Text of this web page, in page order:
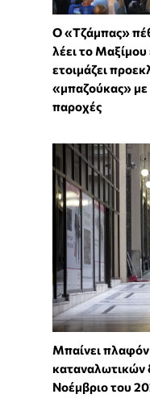
Ο «Τζάμπας»
λέει το
ετοιμάζει
«μπαζούκας» με
παροχές
Μπαίνει πλαφόν
καταναλωτικών
Νοέμβριο του